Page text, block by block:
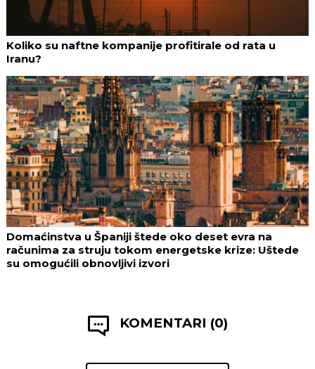
Koliko su naftne kompanije profitirale od rata u
Iranu?
Domaćinstva u Španiji štede oko deset evra na
računima za struju tokom energetske krize: Uštede
su omogućili obnovljivi izvori
KOMENTARI (0)